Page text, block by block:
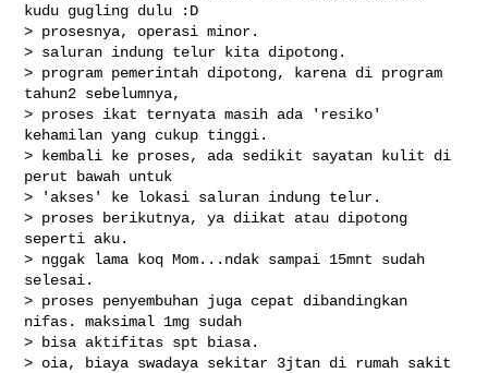
kudu gugling dulu :D
> prosesnya, operasi minor.
> saluran indung telur kita dipotong.
> program pemerintah dipotong, karena di program
tahun2 sebelumnya,
> proses ikat ternyata masih ada 'resiko'
kehamilan yang cukup tinggi.
> kembali ke proses, ada sedikit sayatan kulit di
perut bawah untuk
> 'akses' ke lokasi saluran indung telur.
> proses berikutnya, ya diikat atau dipotong
seperti aku.
> nggak lama koq Mom...ndak sampai 15mnt sudah
selesai.
> proses penyembuhan juga cepat dibandingkan
nifas. maksimal 1mg sudah
> bisa aktifitas spt biasa.
> oia, biaya swadaya sekitar 3jtan di rumah sakit